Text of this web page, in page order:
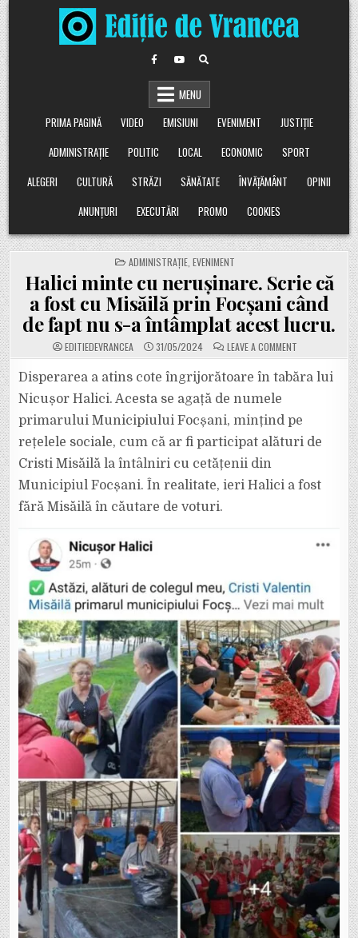
Skip
to
content
MENU
PRIMA PAGINĂ
VIDEO EMISIUNI EVENIMENT
JUSTIȚIE
ADMINISTRAȚIE
POLITIC LOCAL ECONOMIC
SPORT
ALEGERI
CULTURĂ STRĂZI SĂNĂTATE ÎNVĂȚĂMÂNT
OPINII
ANUNȚURI
EXECUTĂRI PROMO COOKIES
POSTED
IN
ADMINISTRAȚIE EVENIMENT
Halici minte cu nerușinare. Scrie că
a fost cu Misăilă prin Focșani când
de fapt nu s-a întâmplat acest lucru.
EDITIEDEVRANCEA 31/05/2024 LEAVE A COMMENT
HALICI
CU
NERUȘINARE.
FOST
MISĂILĂ
DE
FAPT
LUCRU.
Disperarea a atins cote îngrijorătoare în tabăra lui
Nicușor Halici. Acesta se agață de numele
primarului Municipiului Focșani, mințind pe
rețelele sociale, cum că ar fi participat alături de
Cristi Misăilă la întâlniri cu cetățenii din
Municipiul Focșani. În realitate, ieri Halici a fost
fără Misăilă în căutare de voturi.